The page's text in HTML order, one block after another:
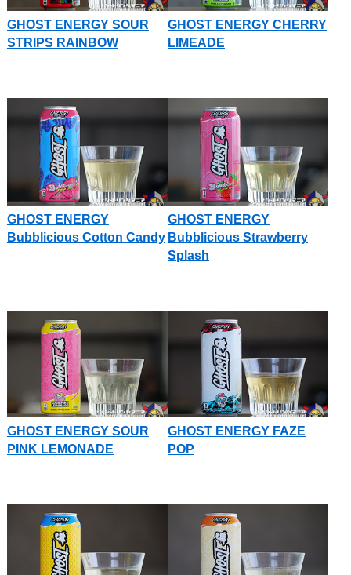
GHOST ENERGY SOUR
STRIPS RAINBOW
GHOST ENERGY CHERRY
LIMEADE
GHOST ENERGY
Bubblicious Cotton Candy
GHOST ENERGY
Bubblicious Strawberry
Splash
GHOST ENERGY SOUR
PINK LEMONADE
GHOST ENERGY FAZE
POP